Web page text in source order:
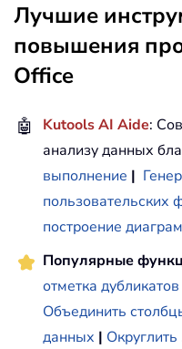
Лучшие
повышения
Office
🤖 Kutools AI Aide:
анализу данных
выполнение |
пользовательских
построение
Популярные
отметка дубликатов
Объединить
данных | Округлить